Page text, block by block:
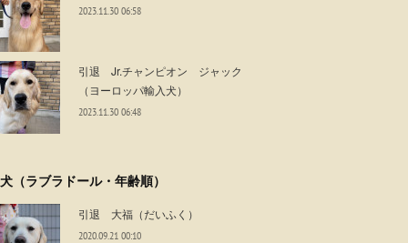
2023.11.30 06:58
引退 Jr.チャンピオン ジャック
（ヨーロッパ輸入犬）
2023.11.30 06:48
（ラブラドール・年齢順）
引退 大福（だいふく）
2020.09.21 00:10